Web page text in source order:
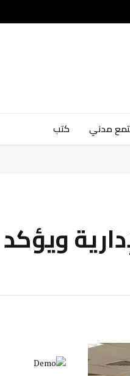
مدني كتب
ويؤكد